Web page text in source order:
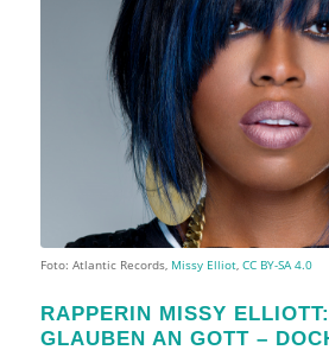
Foto: Atlantic Records, Missy Elliot, CC BY-SA 4.0
RAPPERIN MISSY
GLAUBEN AN GOTT –